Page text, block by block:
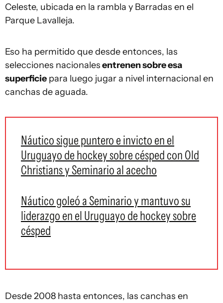
Celeste, ubicada en la rambla y Barradas en el
Parque Lavalleja.
Eso ha permitido que desde entonces, las
selecciones nacionalesentrenen sobre esa
superficie para luego jugar a nivel internacional en
canchas de aguada.
Náutico sigue puntero e invicto en el
Uruguayo de hockey sobre césped con Old
Christians y Seminario al acecho
Náutico goleó a Seminario y mantuvo su
liderazgo en el Uruguayo de hockey sobre
césped
Desde 2008 hasta entonces, las canchas en